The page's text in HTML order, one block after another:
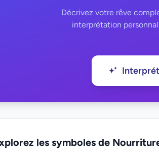
Décrivez votre rêve
interprétation
les symboles de